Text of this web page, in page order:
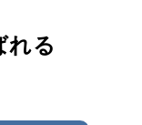
れる